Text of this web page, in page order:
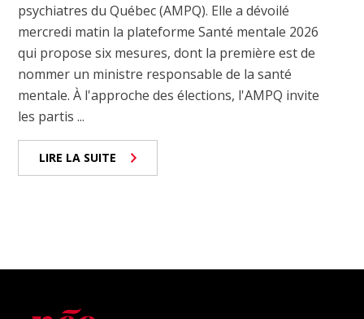
psychiatres du Québec (AMPQ). Elle a dévoilé
mercredi matin la plateforme Santé mentale 2026
qui propose six mesures, dont la première est de
nommer un ministre responsable de la santé
mentale. À l'approche des élections, l'AMPQ invite
les partis ...
LIRE LA SUITE